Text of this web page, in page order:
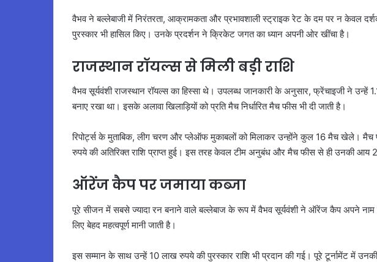
वैभव ने बल्लेबाजी में निरंतरता, आक्रामकता और प्रभावशाली स्ट्राइक रेट के दम पर न केवल
पुरस्कार भी हासिल किए। उनके प्रदर्शन ने क्रिकेट जगत का ध्यान अपनी ओर खींचा है।
राजस्थान रॉयल्स से मिली बड़ी राशि
वैभव सूर्यवंशी राजस्थान रॉयल्स का हिस्सा थे। उपलब्ध जानकारी के अनुसार, फ्रेंचाइजी ने उन्हें
बनाए रखा था। इसके अलावा खिलाड़ियों को प्रति मैच निर्धारित मैच फीस भी दी जाती है।
रिपोर्ट्स के मुताबिक, लीग चरण और प्लेऑफ मुकाबलों को मिलाकर उन्होंने कुल 16 मैच खेले।
रुपये की अतिरिक्त राशि प्राप्त हुई। इस तरह केवल टीम अनुबंध और मैच फीस से ही उनकी
ऑरेंज कैप पर जमाया कब्जा
पूरे सीजन में सबसे ज्यादा रन बनाने वाले बल्लेबाज के रूप में वैभव सूर्यवंशी ने ऑरेंज कैप अपने नाम
लिए बेहद महत्वपूर्ण मानी जाती है।
इस सम्मान के साथ उन्हें 10 लाख रुपये की पुरस्कार राशि भी प्रदान की गई। पूरे टूर्नामेंट में उनकी